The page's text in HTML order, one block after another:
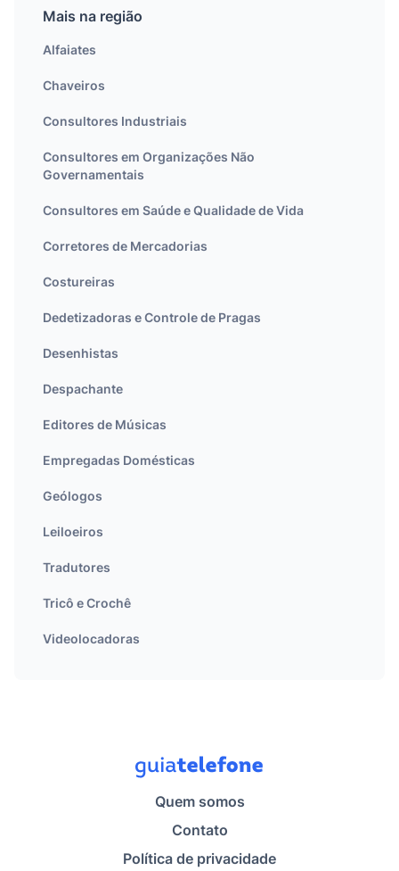
Mais na região
Alfaiates
Chaveiros
Consultores Industriais
Consultores em Organizações Não
Governamentais
Consultores em Saúde e Qualidade de Vida
Corretores de Mercadorias
Costureiras
Dedetizadoras e Controle de Pragas
Desenhistas
Despachante
Editores de Músicas
Empregadas Domésticas
Geólogos
Leiloeiros
Tradutores
Tricô e Crochê
Videolocadoras
Quem somos
Contato
Política de privacidade